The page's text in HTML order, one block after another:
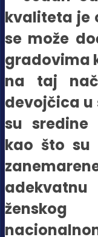
kvaliteta je
se može
gradovima
na taj
devojčica u
su
kao što su